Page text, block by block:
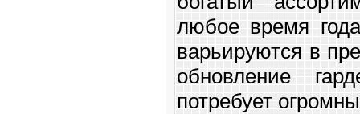
любое время
варьируются в
обновление
потребует